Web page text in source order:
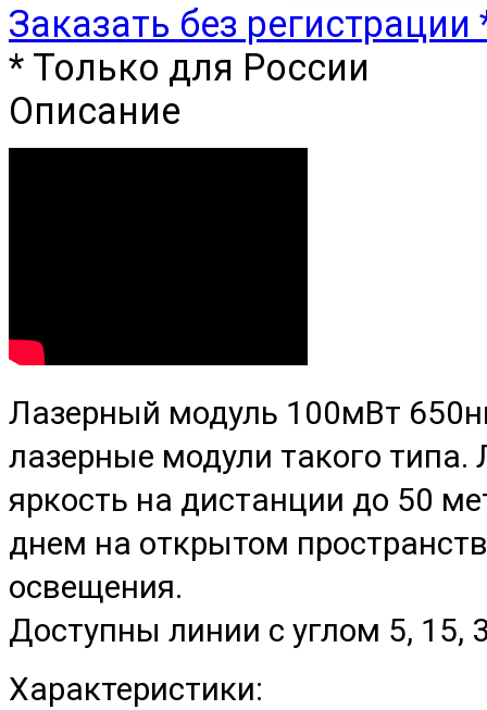
Заказать без регистрации
* Только для России
Описание
Лазерный модуль 100мВт
лазерные модули такого
яркость на дистанции до 50
днем на открытом
освещения.
Доступны линии с углом 5, 15,
Характеристики: